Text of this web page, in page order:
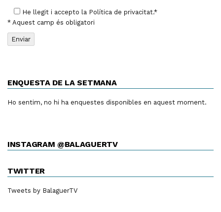
He llegit i accepto la Política de privacitat.*
* Aquest camp és obligatori
ENQUESTA DE LA SETMANA
Ho sentim, no hi ha enquestes disponibles en aquest moment.
INSTAGRAM @BALAGUERTV
TWITTER
Tweets by BalaguerTV